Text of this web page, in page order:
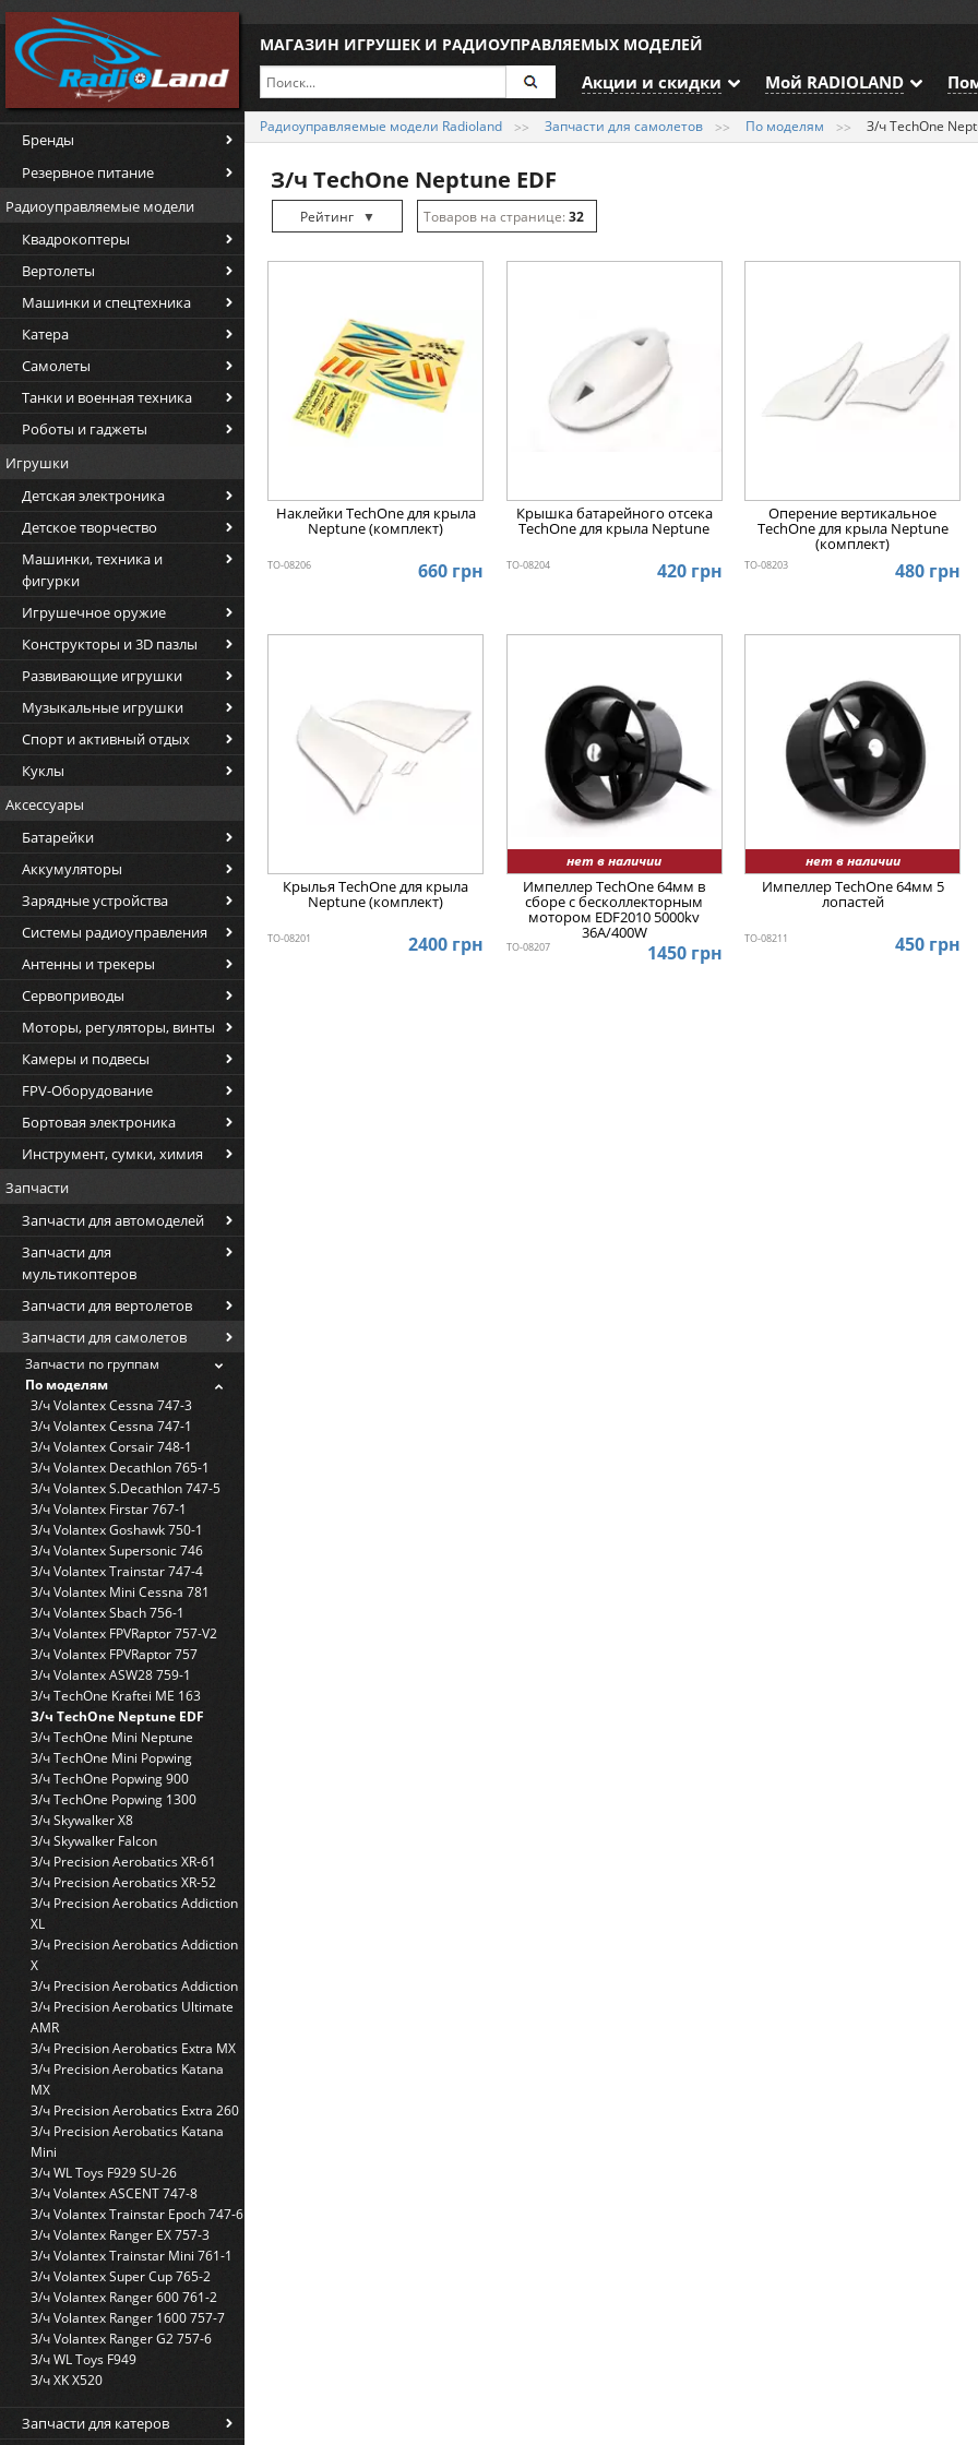
МАГАЗИН ИГРУШЕК И РАДИОУПРАВЛЯЕМЫХ МОДЕЛЕЙ
Акции и скидки Мой RADIOLAND
Бренды
Резервное питание
Радиоуправляемые модели
Квадрокоптеры
Вертолеты
Машинки и спецтехника
Катера
Самолеты
Танки и военная техника
Роботы и гаджеты
Игрушки
Детская электроника
Детское творчество
Машинки, техника и
фигурки
Игрушечное оружие
Конструкторы и 3D пазлы
Развивающие игрушки
Музыкальные игрушки
Спорт и активный отдых
Куклы
Аксессуары
Батарейки
Аккумуляторы
Зарядные устройства
Системы радиоуправления
Антенны и трекеры
Сервоприводы
Моторы, регуляторы, винты
Камеры и подвесы
FPV-Оборудование
Бортовая электроника
Инструмент, сумки, химия
Запчасти
Запчасти для автомоделей
Запчасти для
мультикоптеров
Запчасти для вертолетов
Запчасти для самолетов
Запчасти по группам
По моделям
З/ч Volantex Cessna 747-3
З/ч Volantex Cessna 747-1
З/ч Volantex Corsair 748-1
З/ч Volantex Decathlon 765-1
З/ч Volantex S.Decathlon 747-5
З/ч Volantex Firstar 767-1
З/ч Volantex Goshawk 750-1
З/ч Volantex Supersonic 746
З/ч Volantex Trainstar 747-4
З/ч Volantex Mini Cessna 781
З/ч Volantex Sbach 756-1
З/ч Volantex FPVRaptor 757-V2
З/ч Volantex FPVRaptor 757
З/ч Volantex ASW28 759-1
З/ч TechOne Kraftei ME 163
З/ч TechOne Neptune EDF
З/ч TechOne Mini Neptune
З/ч TechOne Mini Popwing
З/ч TechOne Popwing 900
З/ч TechOne Popwing 1300
З/ч Skywalker X8
З/ч Skywalker Falcon
З/ч Precision Aerobatics XR-61
З/ч Precision Aerobatics XR-52
З/ч Precision Aerobatics Addiction
XL
З/ч Precision Aerobatics Addiction
X
З/ч Precision Aerobatics Addiction
З/ч Precision Aerobatics Ultimate
AMR
З/ч Precision Aerobatics Extra MX
З/ч Precision Aerobatics Katana
MX
З/ч Precision Aerobatics Extra 260
З/ч Precision Aerobatics Katana
Mini
З/ч WL Toys F929 SU-26
З/ч Volantex ASCENT 747-8
З/ч Volantex Trainstar Epoch 747-6
З/ч Volantex Ranger EX 757-3
З/ч Volantex Trainstar Mini 761-1
З/ч Volantex Super Cup 765-2
З/ч Volantex Ranger 600 761-2
З/ч Volantex Ranger 1600 757-7
З/ч Volantex Ranger G2 757-6
З/ч WL Toys F949
З/ч XK X520
Запчасти для катеров
Радиоуправляемые модели Radioland Запчасти для самолетов По моделям З/ч TechOne
З/ч TechOne Neptune EDF
Рейтинг
▼
▼
Цена ▲
Цена ▼
32
Наклейки TechOne для крыла
Neptune (комплект)
TO-08206 660 грн
Крышка батарейного отсека
TechOne для крыла Neptune
TO-08204 420 грн
Оперение вертикальное
TechOne для крыла Neptune
(комплект)
TO-08203 480 грн
Крылья TechOne для крыла
Neptune (комплект)
TO-08201 2400 грн
нет в наличии
Импеллер TechOne 64мм в
сборе с бесколлекторным
мотором EDF2010 5000kv
36A/400W
TO-08207 1450 грн
нет в наличии
Импеллер TechOne 64мм 5
лопастей
TO-08211 450 грн